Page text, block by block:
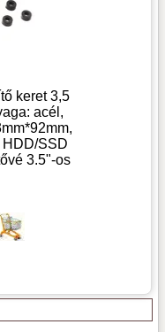
keret 3,5
acél,
HDD/SSD
3.5"-os